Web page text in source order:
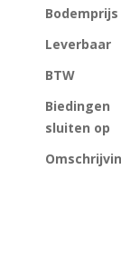
Bodemprijs
Leverbaar
BTW
Biedingen
sluiten op